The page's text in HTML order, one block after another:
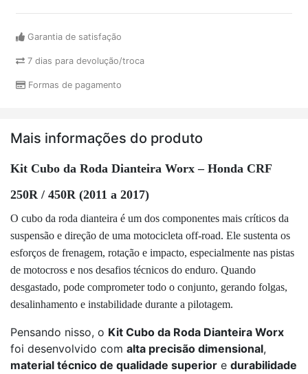
Garantia de satisfação
7 dias para devolução/troca
Formas de pagamento
Mais informações do produto
Kit Cubo da Roda Dianteira Worx – Honda CRF
250R / 450R (2011 a 2017)
O cubo da roda dianteira é um dos componentes mais críticos da
suspensão e direção de uma motocicleta off-road. Ele sustenta os
esforços de frenagem, rotação e impacto, especialmente nas pistas
de motocross e nos desafios técnicos do enduro. Quando
desgastado, pode comprometer todo o conjunto, gerando folgas,
desalinhamento e instabilidade durante a pilotagem.
Pensando nisso, o Kit Cubo da Roda Dianteira Worx
foi desenvolvido com alta precisão dimensional,
material técnico de qualidade superior e durabilidade